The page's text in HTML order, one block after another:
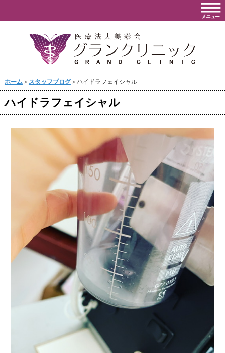
ホーム＞ スタッフブログ＞ハイドラフェイシャル
ハイドラフェイシャル